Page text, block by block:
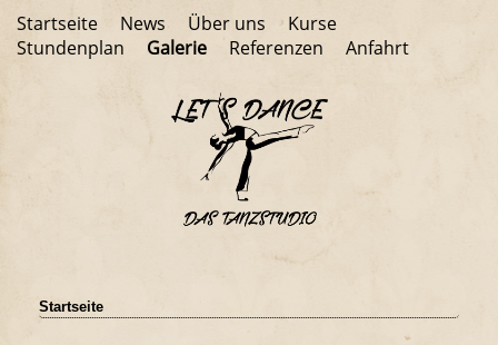
Startseite News Über uns
Kurse
Stundenplan
Galerie Referenzen Anfahrt
Startseite